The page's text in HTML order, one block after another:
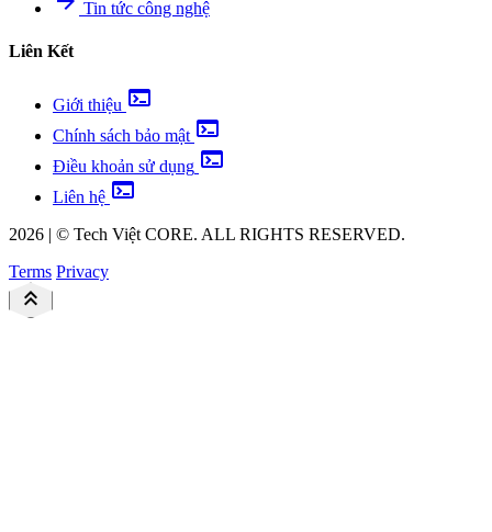
Tin tức công nghệ
Liên Kết
Giới thiệu terminal
Chính sách bảo mật terminal
Điều khoản sử dụng terminal
Liên hệ terminal
2026 | © Tech ViệtCORE. ALL RIGHTS RESERVED.
Terms Privacy
keyboard_double_arrow_up